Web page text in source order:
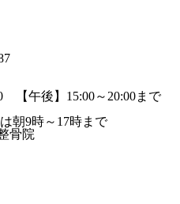
朝9時～17時まで
骨院